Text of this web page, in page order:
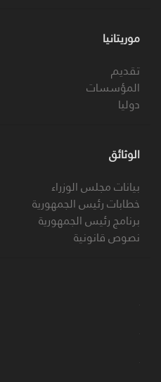
موريتانيا
تقديم
المؤسسات
دوليا
الوثائق
بيانات مجلس الوزراء
خطابات رئيس الجمهورية
برنامج رئيس الجمهورية
نصوص قانونية